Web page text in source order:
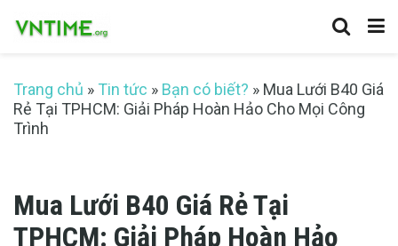
Trang chủ » Tin tức » Bạn có biết? » Mua Lưới B40 Giá
Rẻ Tại TPHCM: Giải Pháp Hoàn Hảo Cho Mọi Công
Trình
Mua Lưới B40 Giá Rẻ Tại
TPHCM: Giải Pháp Hoàn Hảo